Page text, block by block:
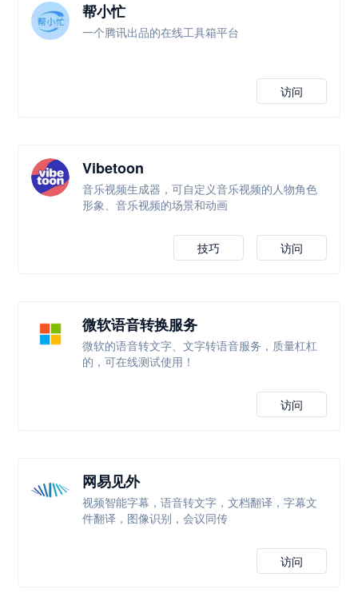
帮小忙
一个腾讯出品的在线工具箱平台
访问
Vibetoon
音乐视频生成器，可自定义音乐视频的人物角色
形象、音乐视频的场景和动画
访问
技巧
微软语音转换服务
微软的语音转文字、文字转语音服务，质量杠杠
的，可在线测试使用！
访问
网易见外
视频智能字幕，语音转文字，文档翻译，字幕文
件翻译，图像识别，会议同传
访问